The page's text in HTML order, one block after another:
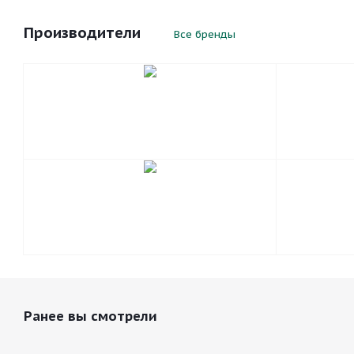
Производители Все бренды
Ранее вы смотрели